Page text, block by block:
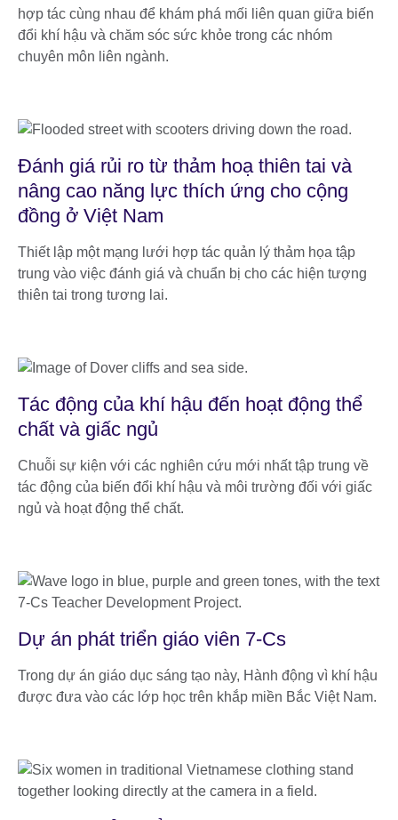
hợp tác cùng nhau để khám phá mối liên quan giữa biến
đổi khí hậu và chăm sóc sức khỏe trong các nhóm
chuyên môn liên ngành.
Đánh giá rủi ro từ thảm hoạ thiên tai và
nâng cao năng lực thích ứng cho cộng
đồng ở Việt Nam
Thiết lập một mạng lưới hợp tác quản lý thảm họa tập
trung vào việc đánh giá và chuẩn bị cho các hiện tượng
thiên tai trong tương lai.
Tác động của khí hậu đến hoạt động thể
chất và giấc ngủ
Chuỗi sự kiện với các nghiên cứu mới nhất tập trung về
tác động của biến đổi khí hậu và môi trường đối với giấc
ngủ và hoạt động thể chất.
Dự án phát triển giáo viên 7-Cs
Trong dự án giáo dục sáng tạo này, Hành động vì khí hậu
được đưa vào các lớp học trên khắp miền Bắc Việt Nam.